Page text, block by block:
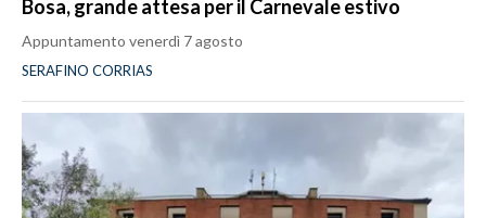
Bosa, grande attesa per il Carnevale estivo
Appuntamento venerdì 7 agosto
SERAFINO CORRIAS